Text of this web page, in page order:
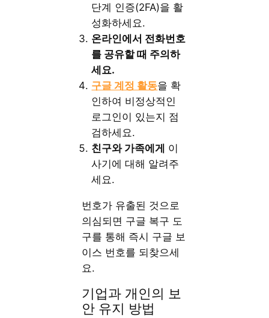
단계 인증(2FA)을 활
성화하세요.
온라인에서 전화번호
를 공유할 때 주의하
세요.
구글 계정 활동을 확
인하여 비정상적인
로그인이 있는지 점
검하세요.
친구와 가족에게 이
사기에 대해 알려주
세요.
번호가 유출된 것으로
의심되면 구글 복구 도
구를 통해 즉시 구글 보
이스 번호를 되찾으세
요.
기업과 개인의 보
안 유지 방법